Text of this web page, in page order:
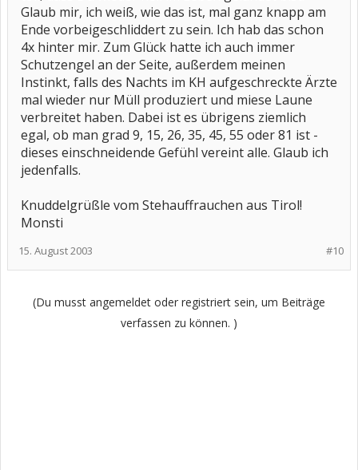
Glaub mir, ich weiß, wie das ist, mal ganz knapp am
Ende vorbeigeschliddert zu sein. Ich hab das schon
4x hinter mir. Zum Glück hatte ich auch immer
Schutzengel an der Seite, außerdem meinen
Instinkt, falls des Nachts im KH aufgeschreckte Ärzte
mal wieder nur Müll produziert und miese Laune
verbreitet haben. Dabei ist es übrigens ziemlich
egal, ob man grad 9, 15, 26, 35, 45, 55 oder 81 ist -
dieses einschneidende Gefühl vereint alle. Glaub ich
jedenfalls.
Knuddelgrüßle vom Stehauffrauchen aus Tirol!
Monsti
#10
15. August 2003
(Du musst angemeldet oder registriert sein, um Beiträge
verfassen zu können. )